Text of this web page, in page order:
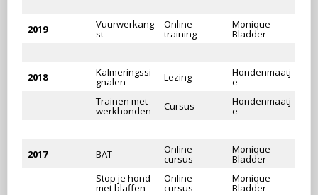
2019 Vuurwerkang
st
Online
training
Monique
Bladder
2018 Kalmeringssi
gnalen Lezing Hondenmaatj
e
Trainen met
werkhonden Cursus Hondenmaatj
e
2017 BAT Online
cursus
Monique
Bladder
Stop je hond
met blaffen
Online
cursus
Monique
Bladder